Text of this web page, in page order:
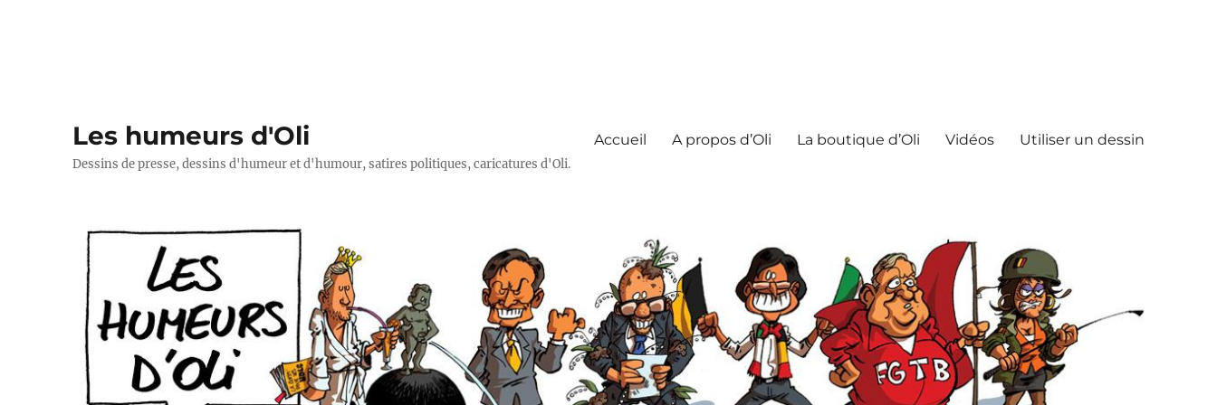
Les humeurs d'Oli
Dessins de presse, dessins d'humeur et d'humour, satires politiques, caricatures d'Oli.
Accueil A propos d’Oli La boutique d’Oli Vidéos Utiliser un dessin